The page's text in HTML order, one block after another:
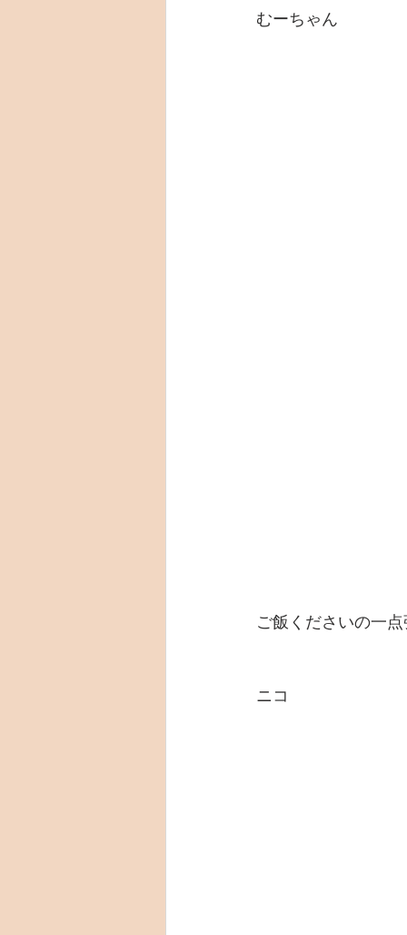
むーちゃん
ご飯くださいの一
ニコ